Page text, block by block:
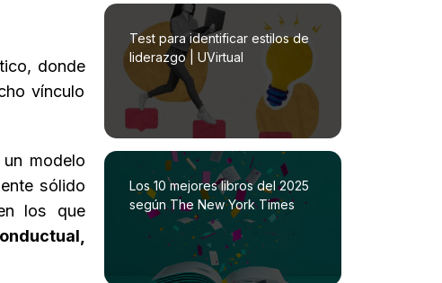
donde
vínculo
modelo
sólido
los que
Test para identificar estilos de
liderazgo | UVirtual
Los 10 mejores libros del 2025
según The New York Times